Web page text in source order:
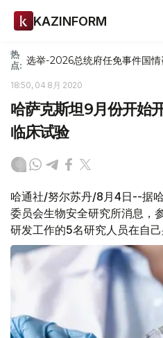
KAZINFORM
热
点: 选举-2026总统府任免事件国
18:50, 04 8月 2020
哈萨克斯坦9月份开始
临床试验
哈通社/努尔苏丹/8月4日--据
委员会生物安全研究所消息，
研发工作的5名研究人员在自己